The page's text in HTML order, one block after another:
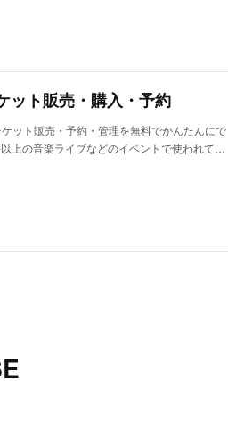
ット販売・購入・予約
ット販売・予約・管理を無料でかんたんにで
上の音楽ライブなどのイベントで使われて…